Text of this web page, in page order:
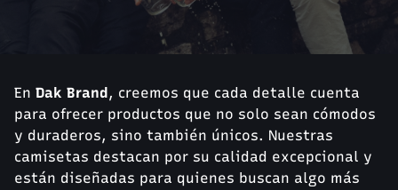
En Dak Brand, creemos que cada detalle cuenta
para ofrecer productos que no solo sean cómodos
y duraderos, sino también únicos. Nuestras
camisetas destacan por su calidad excepcional y
están diseñadas para quienes buscan algo más